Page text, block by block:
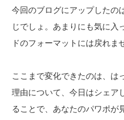
今回のブログにアップしたの
じでしょ。あまりにも気に入
ドのフォーマットには戻れま
ここまで変化できたのは、は
理由について、今日はシェア
ることで、あなたのパワポが